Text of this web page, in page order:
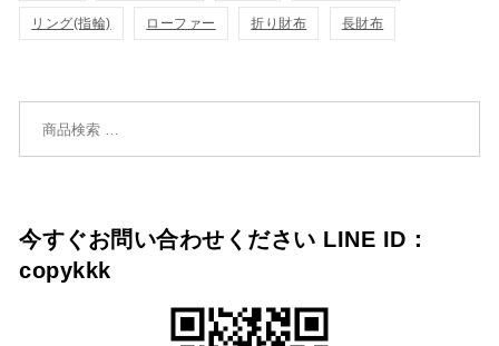
リング(指輪) ローファー 折り財布 長財布
今すぐお問い合わせください LINE ID：
copykkk